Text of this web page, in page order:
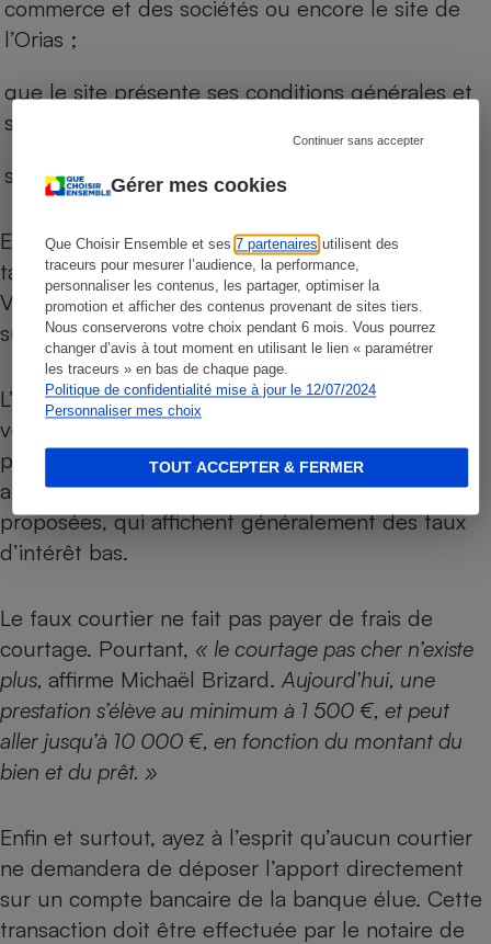
Gérer mes cookies
Que Choisir Ensemble et ses7 partenaires utilisent des
traceurs pour mesurer l’audience, la performance,
personnaliser les contenus, les partager, optimiser la
promotion et afficher des contenus provenant de sites tiers.
Nous conserverons votre choix pendant 6 mois. Vous pourrez
changer d’avis à tout moment en utilisant le lien « paramétrer
les traceurs » en bas de chaque page.
Politique de confidentialité mise à jour le 12/07/2024
Personnaliser mes choix
Continuer sans accepter
TOUT ACCEPTER & FERMER
commerce et des sociétés ou encore le site de
l’Orias ;
que le site présente ses conditions générales et
ses coordonnées ;
si tous les liens sont cliquables.
Ensuite, lors de l’appel de votre interlocuteur,
tapez son numéro de téléphone sur Internet.
Vous verrez ainsi s’il est identifié comme un
support d’arnaque.
L’adresse mail de votre interlocuteur peut aussi
vous mettre sur la piste, car elle ne correspond
pas à celui de la vraie société falsifiée. Attention
aussi à la banque choisie et aux offres bancaires
proposées, qui affichent généralement des taux
d’intérêt bas.
Le faux courtier ne fait pas payer de frais de
courtage. Pourtant, « le courtage pas cher n’existe
plus, affirme Michaël Brizard. Aujourd’hui, une
prestation s’élève au minimum à 1 500 €, et peut
aller jusqu’à 10 000 €, en fonction du montant du
bien et du prêt. »
Enfin et surtout, ayez à l’esprit qu’aucun courtier
ne demandera de déposer l’apport directement
sur un compte bancaire de la banque élue. Cette
transaction doit être effectuée par le notaire de